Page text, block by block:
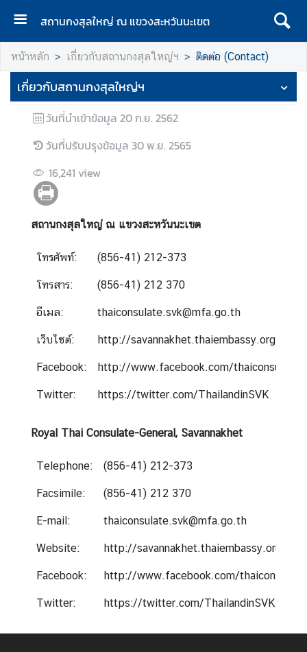
สถานกงสุลใหญ่ ณ แขวงสะหวันนะเขต
ห
น้
แ
ร
ก
กี่
ย
ว
กั
ส
น
ก
ง
ล
ห
ฯ
อ
มู
ล
แ
ว
ง
ต
หน้าหลัก เกี่ยวกับสถานกงสุลใหญ่ฯ ติดต่อ (Contact)
เกี่ยวกับสถานกงสุลใหญ่ฯ
วันที่นำเข้าข้อมูล 20 ก.ย. 2562
วันที่ปรับปรุงข้อมูล 30 พ.ย. 2565
16,241 view
สถานกงสุลใหญ่ ณ แขวงสะหวันนะเขต
โทรศัพท์: (856-41) 212-373
โทรสาร: (856-41) 212 370
อีเมล: thaiconsulate.svk@mfa.go.th
เว็บไซต์: http://savannakhet.thaiembassy.org
Facebook: http://www.facebook.com/
Twitter: https://twitter.com/ThailandinSVK
Royal Thai Consulate-General, Savannakhet
Telephone: (856-41) 212-373
Facsimile: (856-41) 212 370
E-mail: thaiconsulate.svk@mfa.go.th
Website: http://savannakhet.thaiembassy.org
Facebook: http://www.facebook.com/
Twitter: https://twitter.com/ThailandinSVK